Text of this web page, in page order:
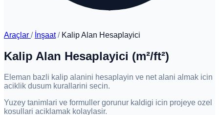
Araçlar / İnşaat / Kalip Alan Hesaplayici
Kalip Alan Hesaplayici (m²/ft²)
Eleman bazli kalip alanini hesaplayin ve net alani almak icin
aciklik dusum kurallarini secin.
Yuzey tanimlari ve formuller gorunur kaldigi icin projeye ozel
kosullari aciklamak kolaylasir.